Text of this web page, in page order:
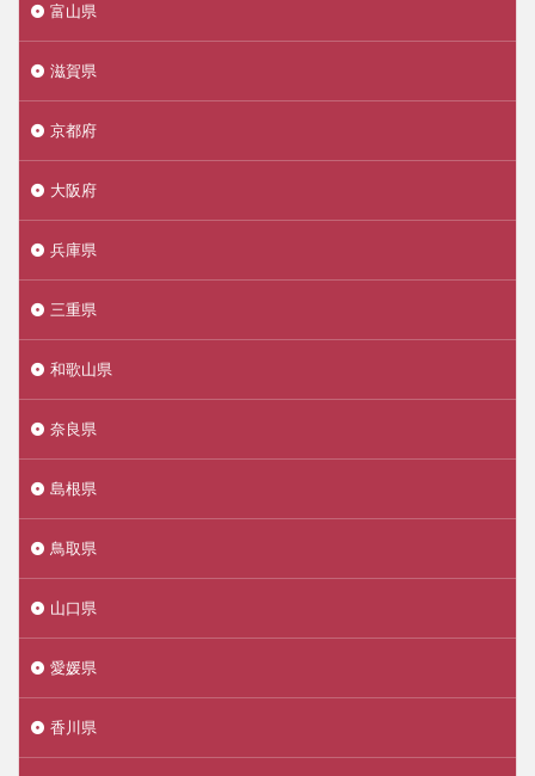
富山県
滋賀県
京都府
大阪府
兵庫県
三重県
和歌山県
奈良県
島根県
鳥取県
山口県
愛媛県
香川県